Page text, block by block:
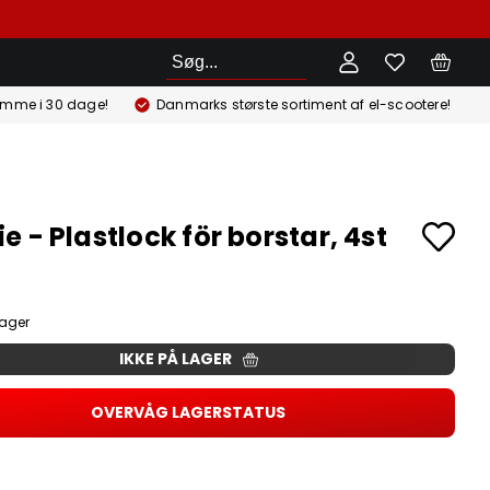
Søg
i 30 dage! Danmarks største sortiment af el-scootere!
- Plastlock för borstar, 4st
IKKE PÅ LAGER
OVERVÅG LAGERSTATUS